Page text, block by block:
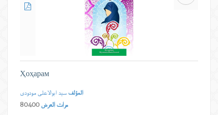
Ҳоҳарам
المؤلف سید ابوالاعلی مودودی
مرات العرض 80400